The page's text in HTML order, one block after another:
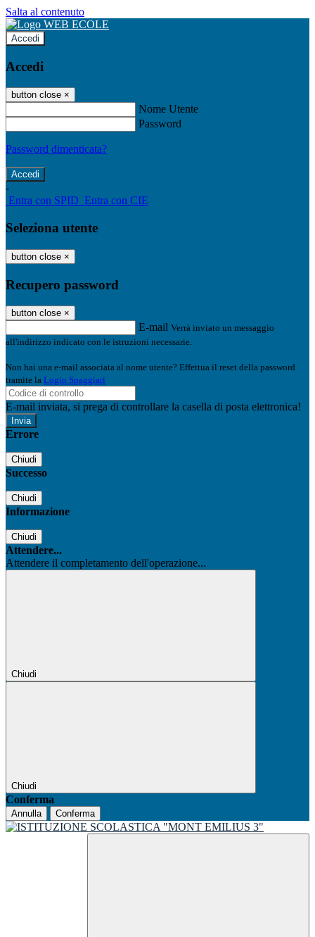
Salta al contenuto
Accedi
Accedi
button close ×
Nome Utente
Password
Password dimenticata?
-
Entra con SPID Entra con CIE
Seleziona utente
button close ×
Recupero password
button close ×
E-mail Verrà inviato un messaggio
all'indirizzo indicato con le istruzioni necessarie.
Non hai una e-mail associata al nome utente? Effettua il reset della password
tramite la Login Spaggiari
E-mail inviata, si prega di controllare la casella di posta elettronica!
Errore
Chiudi
Successo
Chiudi
Informazione
Chiudi
Attendere...
Attendere il completamento dell'operazione...
Chiudi
Chiudi
Conferma
Annulla Conferma